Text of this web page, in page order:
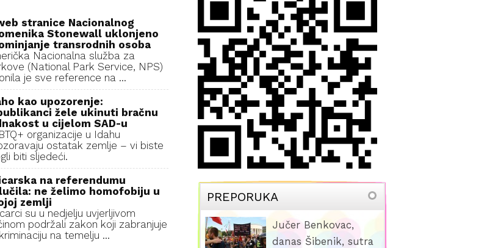
stranice Nacionalnog
Stonewall uklonjeno
transrodnih osoba
Nacionalna služba za
(National Park Service, NPS)
je sve reference na ...
kao upozorenje:
žele ukinuti bračnu
u cijelom SAD-u
organizacije u Idahu
ostatak zemlje – vi biste
biti sljedeći.
na referendumu
ne želimo homofobiju u
zemlji
su u nedjelju uvjerljivom
podržali zakon koji zabranjuje
na temelju ...
PREPORUKA
Jučer Benkovac,
danas Šibenik, sutra